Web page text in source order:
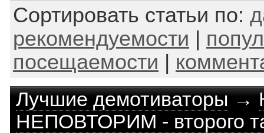
Сортировать статьи по:
рекомендуемости
посещаемости
Лучшие демотиваторы→
НЕПОВТОРИМ - второго